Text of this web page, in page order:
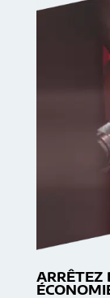
ARRÊTEZ